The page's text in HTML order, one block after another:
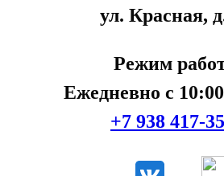
ул. Красная,
Режим
Ежедневно с
+7 938 417-